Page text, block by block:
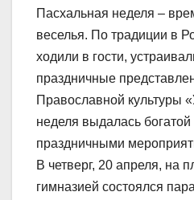
Пасхальная неделя –
веселья. По традиции в
ходили в гости,
праздничные
Православной культуры
неделя выдалась
праздничными
В четверг, 20 апреля, на
гимназией состоялся